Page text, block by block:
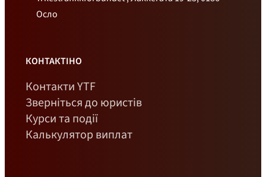
Осло
КОНТАКТІНО
Контакти YTF
Зверніться до юристів
Курси та події
Калькулятор виплат